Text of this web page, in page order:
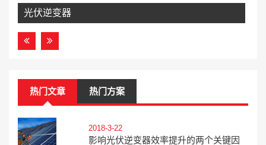
光伏逆变器
热门文章 热门方案
2018-3-22
影响光伏逆变器效率提升的两个关键因